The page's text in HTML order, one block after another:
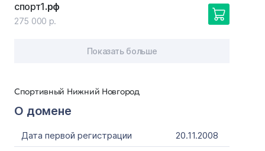
Спортивный Нижний Новгород
О домене
Дата первой регистрации
20.11.2008
спорт1.рф
275 000 р.
Показать больше